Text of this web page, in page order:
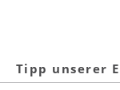
Tipp unserer